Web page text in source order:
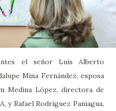
el señor Luis Alberto
Mina Fernández, esposa
Medina López, directora de
y Rafael Rodríguez Paniagua,